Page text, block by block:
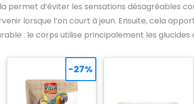
permet d’éviter les sensations désagréables
lorsque l’on court à jeun. Ensuite, cela
: le corps utilise principalement les
-27%